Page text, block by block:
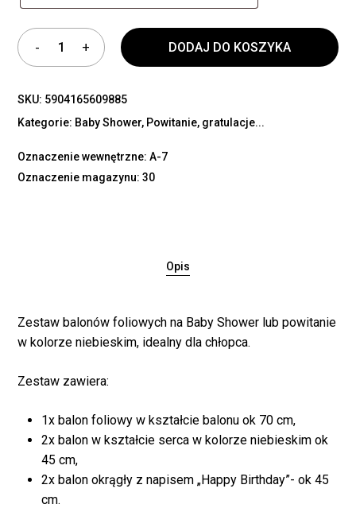
Brak produktów w
koszyku.
DODAJ DO KOSZYKA
SKU: 5904165609885
Kategorie: Baby Shower, Powitanie, gratulacje...
Oznaczenie wewnętrzne: A-7
Oznaczenie magazynu: 30
Opis
Zestaw balonów foliowych na Baby Shower lub powitanie
w kolorze niebieskim, idealny dla chłopca.
Zestaw zawiera:
1x balon foliowy w kształcie balonu ok 70 cm,
2x balon w kształcie serca w kolorze niebieskim ok
45 cm,
2x balon okrągły z napisem „Happy Birthday”- ok 45
cm.